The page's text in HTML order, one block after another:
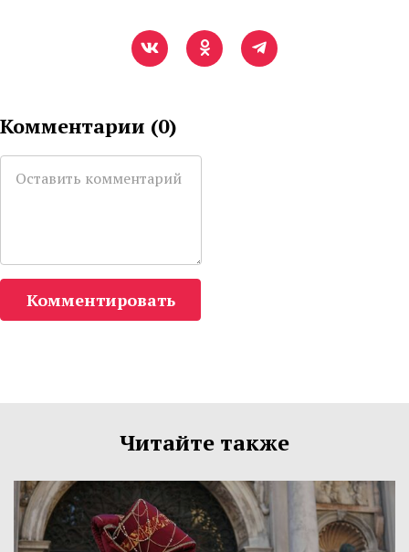
Комментарии (0)
Комментировать
Читайте также